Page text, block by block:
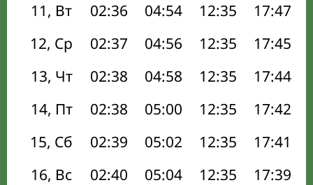
11, Вт
02:36 04:54 12:35 17:47
12, Ср
02:37 04:56 12:35 17:45
13, Чт
02:38 04:58 12:35 17:44
14, Пт
02:38 05:00 12:35 17:42
15, Сб
02:39 05:02 12:35 17:41
16, Вс
02:40 05:04 12:35 17:39